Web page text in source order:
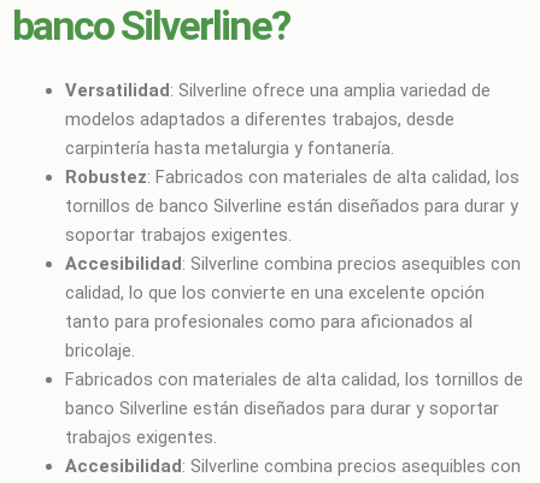
banco Silverline?
Versatilidad: Silverline ofrece una amplia variedad de
modelos adaptados a diferentes trabajos, desde
carpintería hasta metalurgia y fontanería.
Robustez: Fabricados con materiales de alta calidad, los
tornillos de banco Silverline están diseñados para durar y
soportar trabajos exigentes.
Accesibilidad: Silverline combina precios asequibles con
calidad, lo que los convierte en una excelente opción
tanto para profesionales como para aficionados al
bricolaje.
Fabricados con materiales de alta calidad, los tornillos de
banco Silverline están diseñados para durar y soportar
trabajos exigentes.
Accesibilidad: Silverline combina precios asequibles con